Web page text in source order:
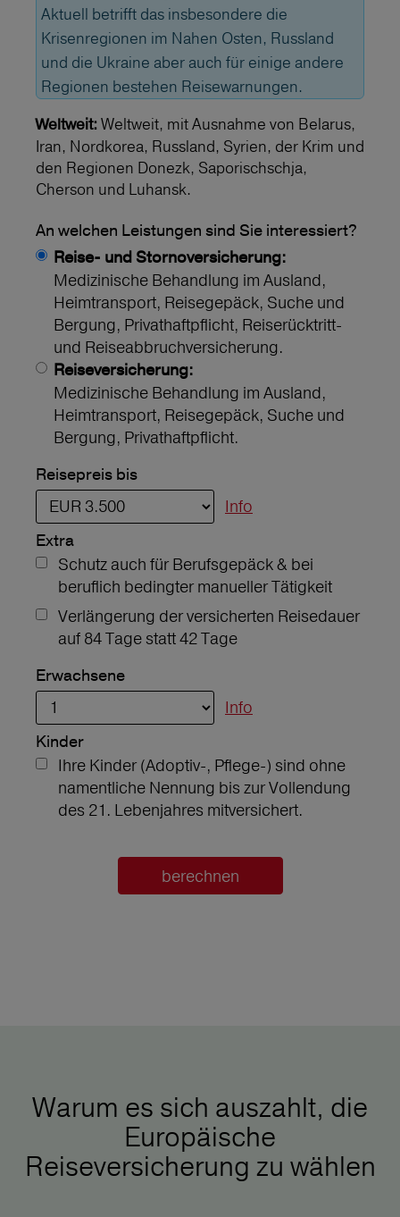
Aktuell betrifft das insbesondere die
Krisenregionen im Nahen Osten, Russland
und die Ukraine aber auch für einige andere
Regionen bestehen Reisewarnungen.
Weltweit: Weltweit, mit Ausnahme von Belarus,
Iran, Nordkorea, Russland, Syrien, der Krim und
den Regionen Donezk, Saporischschja,
Cherson und Luhansk.
An welchen Leistungen sind Sie interessiert?
Reise- und Stornoversicherung:
Medizinische Behandlung im Ausland,
Heimtransport, Reisegepäck, Suche und
Bergung, Privathaftpflicht, Reiserücktritt-
und Reiseabbruchversicherung.
Reiseversicherung:
Medizinische Behandlung im Ausland,
Heimtransport, Reisegepäck, Suche und
Bergung, Privathaftpflicht.
Reisepreis bis
Info
Extra
Schutz auch für Berufsgepäck & bei
beruflich bedingter manueller Tätigkeit
Verlängerung der versicherten Reisedauer
auf 84 Tage statt 42 Tage
Erwachsene
Info
Kinder
Ihre Kinder (Adoptiv-, Pflege-) sind ohne
namentliche Nennung bis zur Vollendung
des 21. Lebenjahres mitversichert.
berechnen
Warum es sich auszahlt, die
Europäische
Reiseversicherung zu wählen